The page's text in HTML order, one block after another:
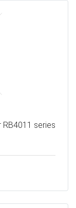
RB4011 series